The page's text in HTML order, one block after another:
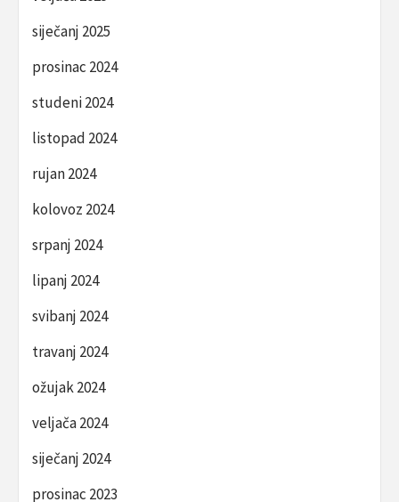
siječanj 2025
prosinac 2024
studeni 2024
listopad 2024
rujan 2024
kolovoz 2024
srpanj 2024
lipanj 2024
svibanj 2024
travanj 2024
ožujak 2024
veljača 2024
siječanj 2024
prosinac 2023